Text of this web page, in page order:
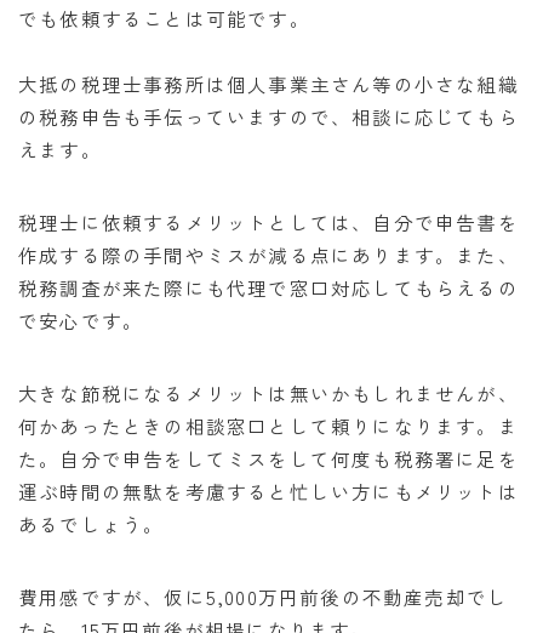
でも依頼することは可能です。
大抵の税理士事務所は個人事業主さん等の小さな組織
の税務申告も手伝っていますので、相談に応じてもら
えます。
税理士に依頼するメリットとしては、自分で申告書を
作成する際の手間やミスが減る点にあります。また、
税務調査が来た際にも代理で窓口対応してもらえるの
で安心です。
大きな節税になるメリットは無いかもしれませんが、
何かあったときの相談窓口として頼りになります。ま
た。自分で申告をしてミスをして何度も税務署に足を
運ぶ時間の無駄を考慮すると忙しい方にもメリットは
あるでしょう。
費用感ですが、仮に5,000万円前後の不動産売却でし